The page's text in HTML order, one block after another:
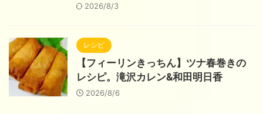
2026/8/3
レシピ
【フィーリンきっちん】ツナ春巻きの
レシピ。滝沢カレン&和田明日香
2026/8/6